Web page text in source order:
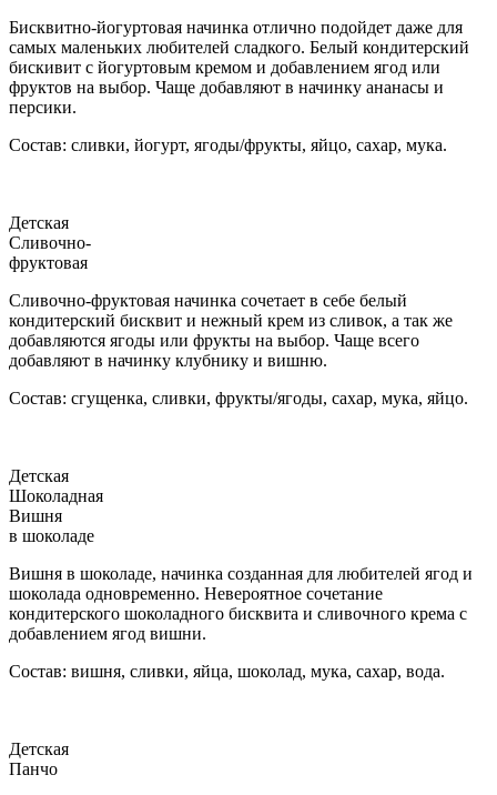
Бисквитно-йогуртовая начинка отлично подойдет даже для
самых маленьких любителей сладкого. Белый кондитерский
бискивит с йогуртовым кремом и добавлением ягод или
фруктов на выбор. Чаще добавляют в начинку ананасы и
персики.
Состав: сливки, йогурт, ягоды/фрукты, яйцо, сахар, мука.
Детская
Сливочно-
фруктовая
Сливочно-фруктовая начинка сочетает в себе белый
кондитерский бисквит и нежный крем из сливок, а так же
добавляются ягоды или фрукты на выбор. Чаще всего
добавляют в начинку клубнику и вишню.
Состав: сгущенка, сливки, фрукты/ягоды, сахар, мука, яйцо.
Детская
Шоколадная
Вишня
в шоколаде
Вишня в шоколаде, начинка созданная для любителей ягод и
шоколада одновременно. Невероятное сочетание
кондитерского шоколадного бисквита и сливочного крема с
добавлением ягод вишни.
Состав: вишня, сливки, яйца, шоколад, мука, сахар, вода.
Детская
Панчо